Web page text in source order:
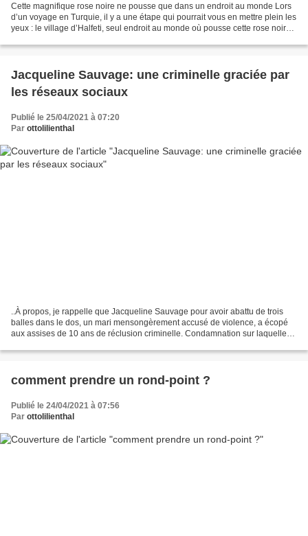
Cette magnifique rose noire ne pousse que dans un endroit au monde Lors
d’un voyage en Turquie, il y a une étape qui pourrait vous en mettre plein les
yeux : le village d’Halfeti, seul endroit au monde où pousse cette rose noire
Jacqueline Sauvage: une criminelle graciée par
les réseaux sociaux
Publié le 25/04/2021 à 07:20
Par ottolilienthal
..À propos, je rappelle que Jacqueline Sauvage pour avoir abattu de trois
balles dans le dos, un mari mensongèrement accusé de violence, a écopé
aux assises de 10 ans de réclusion criminelle. Condamnation sur laquelle
comment prendre un rond-point ?
Publié le 24/04/2021 à 07:56
Par ottolilienthal